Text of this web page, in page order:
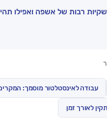
רבות של אשפה ואפילו
עבודה לאינסטלטור מוסמך:
לאורך זמן